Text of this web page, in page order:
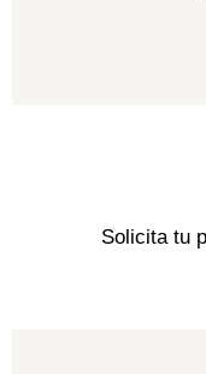
Solicita tu